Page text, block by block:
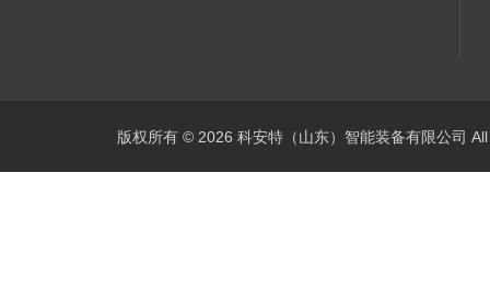
版权所有 © 2026 科安特（山东）智能装备有限公